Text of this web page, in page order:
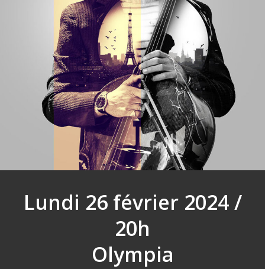
Lundi 26 février 2024 /
20h
Olympia